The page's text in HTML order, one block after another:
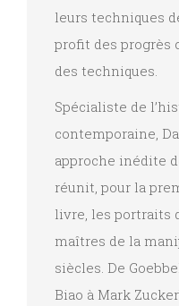
leurs techniques
profit des progrès
des techniques.
Spécialiste de
contemporaine,
approche inédite
réunit, pour la
livre, les portraits
maîtres de la
siècles. De
Biao à Mark